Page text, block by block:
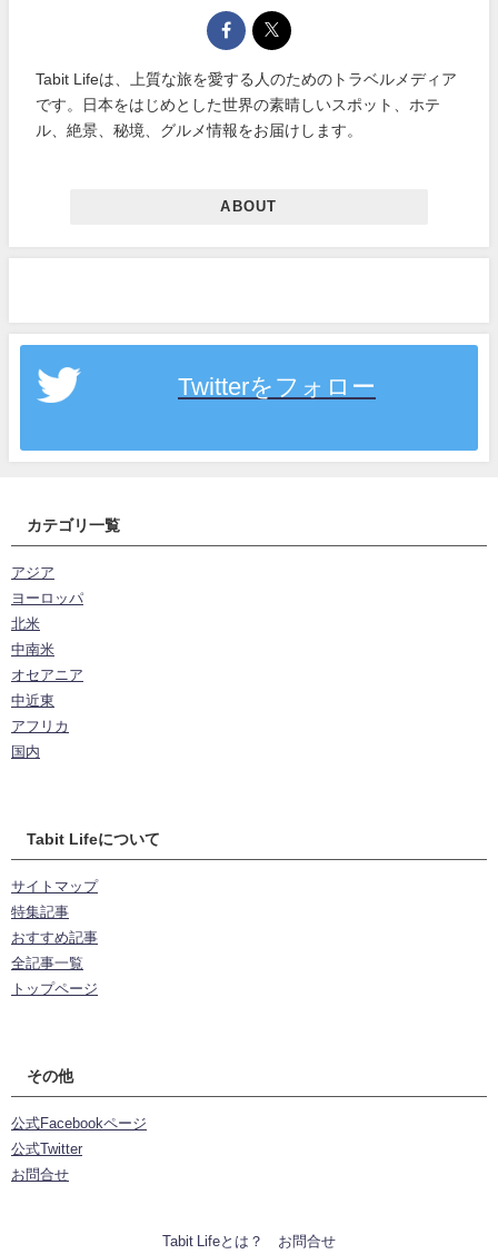
Tabit Lifeは、上質な旅を愛する人のためのトラベルメディア
です。日本をはじめとした世界の素晴しいスポット、ホテ
ル、絶景、秘境、グルメ情報をお届けします。
ABOUT
Twitterをフォロー
カテゴリ一覧
アジア
ヨーロッパ
北米
中南米
オセアニア
中近東
アフリカ
国内
Tabit Lifeについて
サイトマップ
特集記事
おすすめ記事
全記事一覧
トップページ
その他
公式Facebookページ
公式Twitter
お問合せ
Tabit Lifeとは？ お問合せ